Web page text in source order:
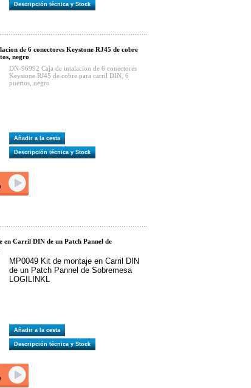
Descripción técnica y Stock
de 6 conectores Keystone RJ45 de cobre
negro
DN-96992 Caja de intalacion de 6 conectores
Keystone RJ45 de cobre para carril DIN, 6
puertos, negro
Añadir a la cesta
Descripción técnica y Stock
en Carril DIN de un Patch Pannel de
MP0049 Kit de montaje en Carril DIN
de un Patch Pannel de Sobremesa
LOGILINKL
Añadir a la cesta
Descripción técnica y Stock